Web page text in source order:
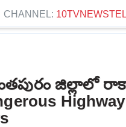
CHANNEL:
జిల్లాలో